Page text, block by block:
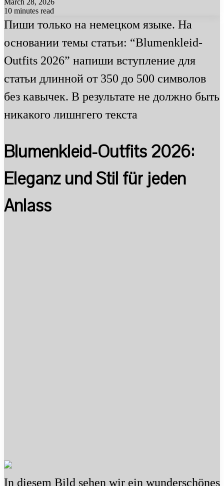
March 28, 2026
10 minutes read
Пиши только на немецком языке. На
основании темы статьи: “Blumenkleid-
Outfits 2026” напиши вступление для
статьи длинной от 350 до 500 символов
без кавычек. В результате не должно быть
никакого лишнгего текста
Blumenkleid-Outfits 2026:
Eleganz und Stil für jeden
Anlass
In diesem Bild sehen wir ein wunderschönes